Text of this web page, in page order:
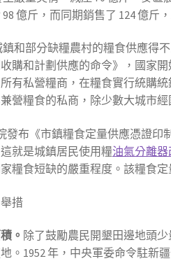
億斤，而同期銷售了 124 億斤
鎮和部分缺糧農村的糧食供應得
收購和計劃供應的命令》，國家
有私營糧商，在糧食實行統購
營糧食的私商，除少數大城市
發布《市鎮糧食定量供應憑證
就是城鎮居民使用糧油氣分離器
糧食短缺的嚴重程度。該糧食定
措
。 除了鼓勵農民開墾田邊地頭
。1952 年，中央軍委命令駐新